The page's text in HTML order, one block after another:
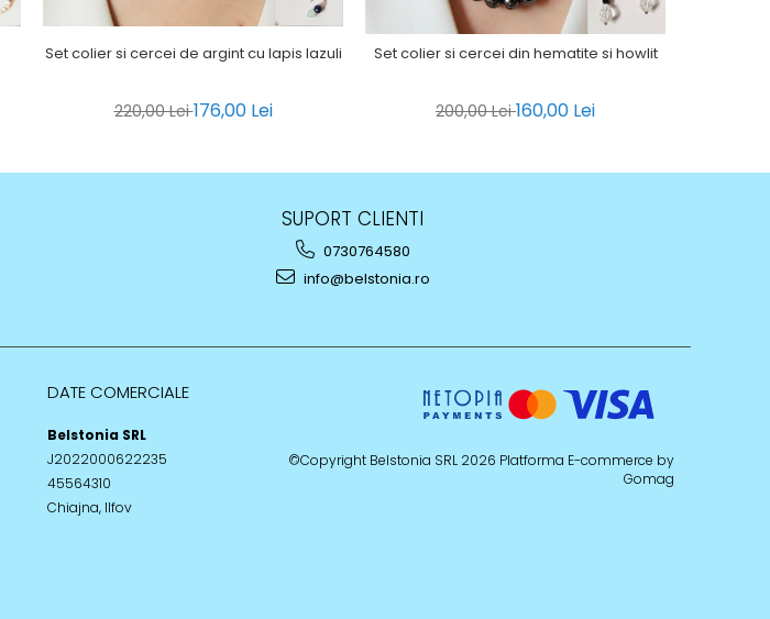
Set colier si cercei de argint cu lapis lazuli
220,00 Lei176,00 Lei
Set colier si cercei din hematite si howlit
200,00 Lei160,00 Lei
SUPORT CLIENTI
0730764580
info@belstonia.ro
DATE COMERCIALE
Belstonia SRL
J2022000622235
45564310
Chiajna, Ilfov
©Copyright Belstonia SRL 2026 Platforma E-commerce by
Gomag